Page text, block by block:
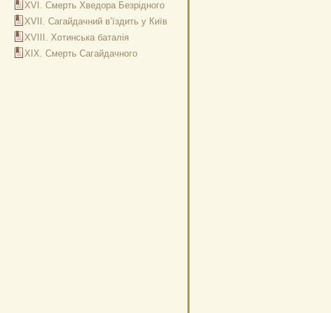
XVI. Смерть Хведора Безрідного
XVII. Сагайдачний в’їздить у Київ
XVIII. Хотинська баталія
ХІХ. Смерть Сагайдачного